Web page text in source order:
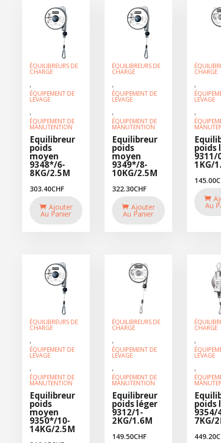
ÉQUILIBREURS DE
CHARGE
,
ÉQUIPEMENT DE
LEVAGE
,
ÉQUIPEMENT DE
MANUTENTION
Equilibreur
poids
moyen
9348*/6-
8KG/2.5M
303.40CHF
Ajouter
Au Panier
ÉQUILIBREURS DE
CHARGE
,
ÉQUIPEMENT DE
LEVAGE
,
ÉQUIPEMENT DE
MANUTENTION
Equilibreur
poids
moyen
9349*/8-
10KG/2.5M
322.30CHF
Ajouter
Au Panier
CHARGE
,
LEVAGE
,
poids
9311/
1KG/
145.00
Au
ÉQUILIBREURS DE
CHARGE
,
ÉQUIPEMENT DE
LEVAGE
,
ÉQUIPEMENT DE
MANUTENTION
Equilibreur
poids
moyen
9350*/10-
14KG/2.5M
ÉQUILIBREURS DE
CHARGE
,
ÉQUIPEMENT DE
LEVAGE
,
ÉQUIPEMENT DE
MANUTENTION
Equilibreur
poids léger
9312/1-
2KG/1.6M
149.50CHF
CHARGE
,
LEVAGE
,
poids
9354/
7KG/
449.20